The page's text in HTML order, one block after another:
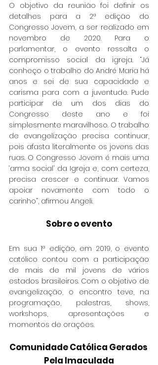
O objetivo da reunião foi definir os
detalhes para a 2ª edição do
Congresso Jovem, a ser realizado em
novembro de 2020. Para o
parlamentar, o evento ressalta o
compromisso social da igreja. “Já
conheço o trabalho do André Maria há
anos e sei de sua capacidade e
carisma para com a juventude. Pude
participar de um dos dias do
Congresso deste ano e foi
simplesmente maravilhoso. O trabalho
de evangelização precisa continuar,
pois afasta literalmente os jovens das
ruas. O Congresso Jovem é mais uma
‘arma social’ da Igreja e, com certeza,
precisa crescer e continuar. Vamos
apoiar novamente com todo o
carinho”, afirmou Angeli.
Sobre o evento
Em sua 1ª edição, em 2019, o evento
católico contou com a participação
de mais de mil jovens de vários
estados brasileiros. Com o objetivo de
evangelização, o encontro teve, na
programação, palestras, shows,
workshops, apresentações e
momentos de orações.
Comunidade Católica Gerados
Pela Imaculada